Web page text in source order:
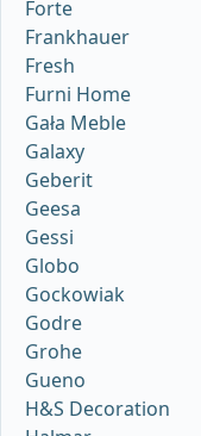
Forte
Frankhauer
Fresh
Furni Home
Gała Meble
Galaxy
Geberit
Geesa
Gessi
Globo
Gockowiak
Godre
Grohe
Gueno
H&S Decoration